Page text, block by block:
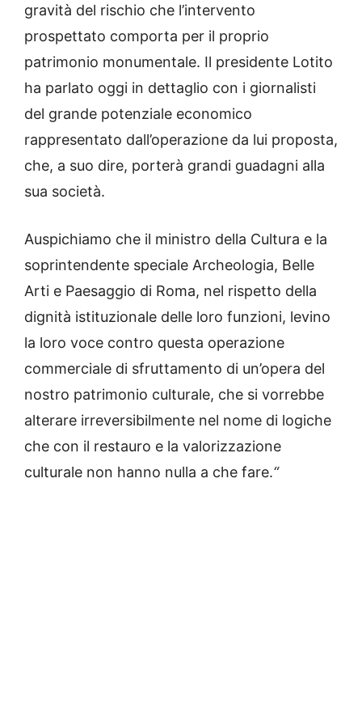
gravità del rischio che l’intervento
prospettato comporta per il proprio
patrimonio monumentale. Il presidente Lotito
ha parlato oggi in dettaglio con i giornalisti
del grande potenziale economico
rappresentato dall’operazione da lui proposta,
che, a suo dire, porterà grandi guadagni alla
sua società.
Auspichiamo che il ministro della Cultura e la
soprintendente speciale Archeologia, Belle
Arti e Paesaggio di Roma, nel rispetto della
dignità istituzionale delle loro funzioni, levino
la loro voce contro questa operazione
commerciale di sfruttamento di un’opera del
nostro patrimonio culturale, che si vorrebbe
alterare irreversibilmente nel nome di logiche
che con il restauro e la valorizzazione
culturale non hanno nulla a che fare.“